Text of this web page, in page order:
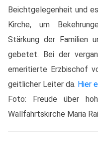
Beichtgelegenheit und
Kirche, um
Stärkung der Familien
gebetet. Bei der
emeritierte Erzbischof
geitlicher Leiter da. Hier
Foto: Freude über
Wallfahrtskirche Maria